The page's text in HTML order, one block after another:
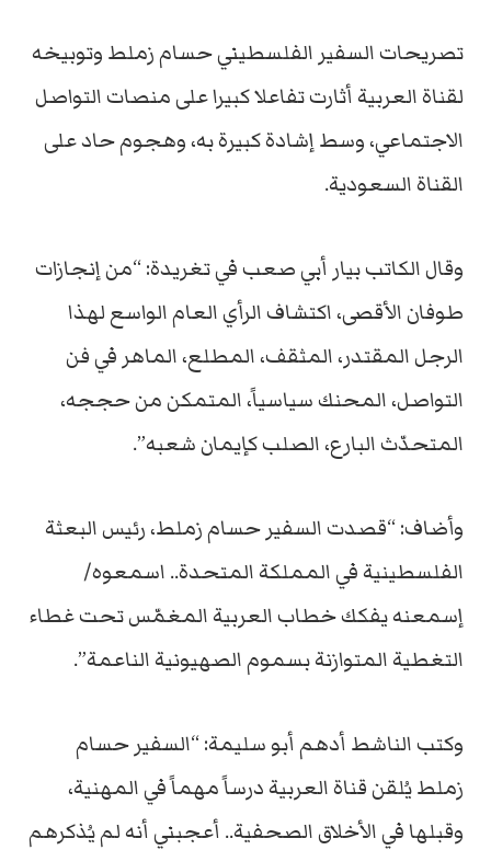
تصريحات السفير الفلسطيني حسام زملط وتوبيخه
لقناة العربية أثارت تفاعلا كبيرا على منصات التواصل
الاجتماعي، وسط إشادة كبيرة به، وهجوم حاد على
القناة السعودية.
وقال الكاتب بيار أبي صعب في تغريدة: “من إنجازات
طوفان الأقصى، اكتشاف الرأي العام الواسع لهذا
الرجل المقتدر، المثقف، المطلع، الماهر في فن
التواصل، المحنك سياسياً، المتمكن من حججه،
المتحدّث البارع، الصلب كإيمان شعبه”.
وأضاف: “قصدت السفير حسام زملط، رئيس البعثة
الفلسطينية في المملكة المتحدة.. اسمعوه/
إسمعنه يفكك خطاب العربية المغمّس تحت غطاء
التغطية المتوازنة بسموم الصهيونية الناعمة”.
وكتب الناشط أدهم أبو سليمة: “السفير حسام
زملط يُلقن قناة العربية درساً مهماً في المهنية،
وقبلها في الأخلاق الصحفية.. أعجبني أنه لم يُذكرهم